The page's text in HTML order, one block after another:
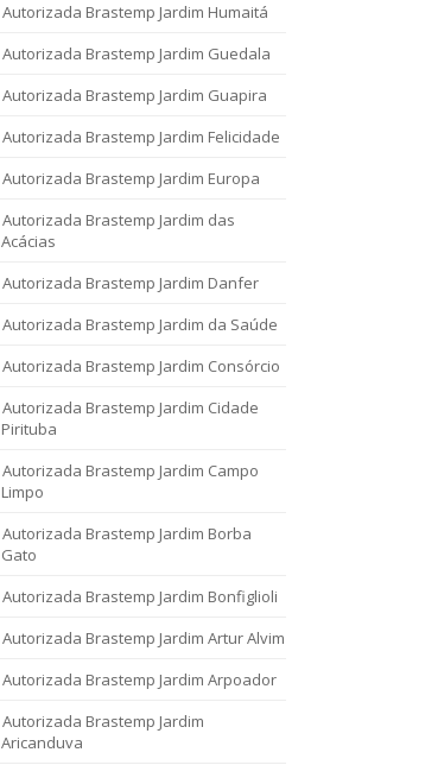
Autorizada Brastemp Jardim Humaitá
Autorizada Brastemp Jardim Guedala
Autorizada Brastemp Jardim Guapira
Autorizada Brastemp Jardim Felicidade
Autorizada Brastemp Jardim Europa
Autorizada Brastemp Jardim das
Acácias
Autorizada Brastemp Jardim Danfer
Autorizada Brastemp Jardim da Saúde
Autorizada Brastemp Jardim Consórcio
Autorizada Brastemp Jardim Cidade
Pirituba
Autorizada Brastemp Jardim Campo
Limpo
Autorizada Brastemp Jardim Borba
Gato
Autorizada Brastemp Jardim Bonfiglioli
Autorizada Brastemp Jardim Artur Alvim
Autorizada Brastemp Jardim Arpoador
Autorizada Brastemp Jardim
Aricanduva